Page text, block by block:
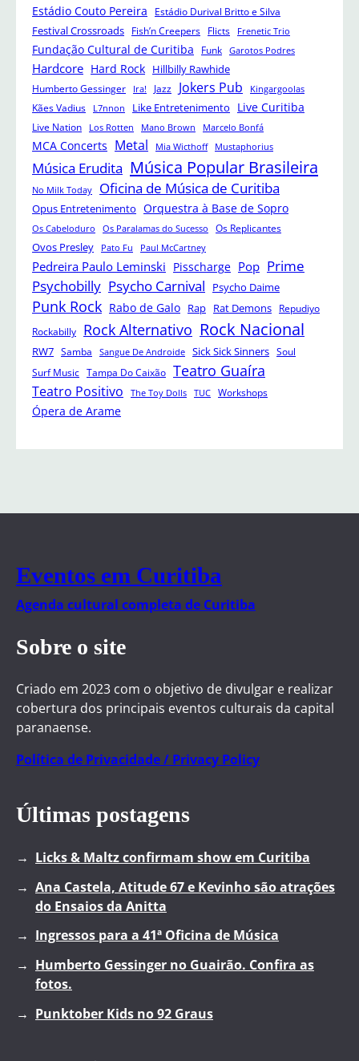
Estádio Couto Pereira Estádio Durival Britto e Silva
Festival Crossroads Fish’n Creepers Flicts Frenetic Trio
Fundação Cultural de Curitiba Funk Garotos Podres
Hardcore Hard Rock Hillbilly Rawhide
Humberto Gessinger Ira! Jazz Jokers Pub Kingargoolas
Kães Vadius L7nnon Like Entretenimento Live Curitiba
Live Nation Los Rotten Mano Brown Marcelo Bonfá
MCA Concerts Metal Mia Wicthoff Mustaphorius
Música Erudita Música Popular Brasileira
No Milk Today Oficina de Música de Curitiba
Opus Entretenimento Orquestra à Base de Sopro
Os Cabeloduro Os Paralamas do Sucesso Os Replicantes
Ovos Presley Pato Fu Paul McCartney
Pedreira Paulo Leminski Pisscharge Pop Prime
Psychobilly Psycho Carnival Psycho Daime
Punk Rock Rabo de Galo Rap Rat Demons
Repudiyo
Rockabilly
Rock Alternativo Rock Nacional
RW7 Samba Sangue De Androide Sick Sick Sinners Soul
Surf Music Tampa Do Caixão Teatro Guaíra
Teatro Positivo The Toy Dolls TUC Workshops
Ópera de Arame
Eventos em Curitiba
Agenda cultural completa de Curitiba
Sobre o site
Criado em 2023 com o objetivo de divulgar e realizar
cobertura dos principais eventos culturais da capital
paranaense.
Política de Privacidade / Privacy Policy
Últimas postagens
Licks & Maltz confirmam show em Curitiba
Ana Castela, Atitude 67 e Kevinho são atrações
do Ensaios da Anitta
Ingressos para a 41ª Oficina de Música
Humberto Gessinger no Guairão. Confira as
fotos.
Punktober Kids no 92 Graus